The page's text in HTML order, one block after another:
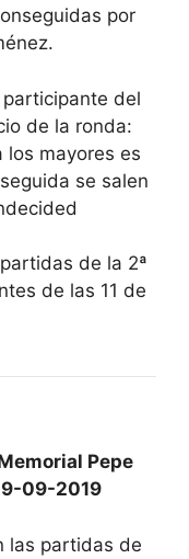
por
del
de la ronda:
los mayores es
se salen
de la 2ª
de las 11 de
Pepe
09-2019
las partidas de